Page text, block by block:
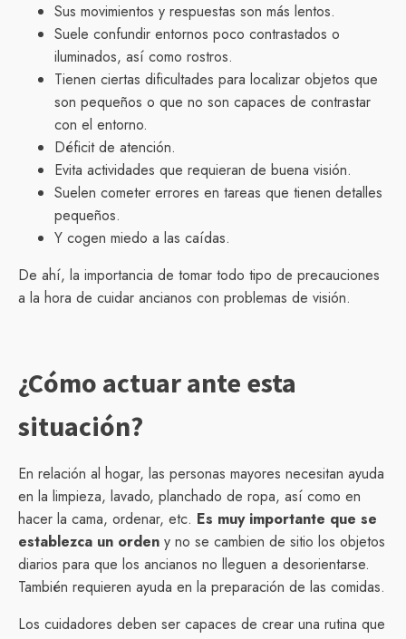
Sus movimientos y respuestas son más lentos.
Suele confundir entornos poco contrastados o
iluminados, así como rostros.
Tienen ciertas dificultades para localizar objetos que
son pequeños o que no son capaces de contrastar
con el entorno.
Déficit de atención.
Evita actividades que requieran de buena visión.
Suelen cometer errores en tareas que tienen detalles
pequeños.
Y cogen miedo a las caídas.
De ahí, la importancia de tomar todo tipo de precauciones
a la hora de cuidar ancianos con problemas de visión.
¿Cómo actuar ante esta
situación?
En relación al hogar, las personas mayores necesitan ayuda
en la limpieza, lavado, planchado de ropa, así como en
hacer la cama, ordenar, etc. Es muy importante que se
establezca un orden y no se cambien de sitio los objetos
diarios para que los ancianos no lleguen a desorientarse.
También requieren ayuda en la preparación de las comidas.
Los cuidadores deben ser capaces de crear una rutina que